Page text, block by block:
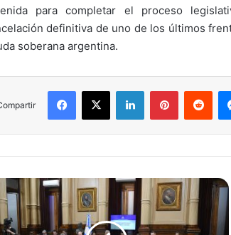
para completar el proceso
definitiva de uno de los últimos
soberana argentina.